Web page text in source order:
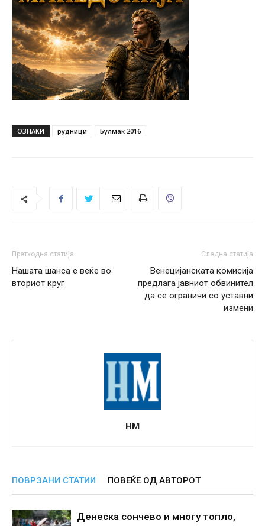
ОЗНАКИ рудници Булмак 2016
Претходна статија
Нашата шанса е веќе во
вториот круг
Следна статија
Венецијанската комисија
предлага јавниот обвинител
да се ограничи со уставни
измени
НМ
ПОВРЗАНИ СТАТИИ ПОВЕЌЕ ОД АВТОРОТ
Денеска сончево и многу топло,